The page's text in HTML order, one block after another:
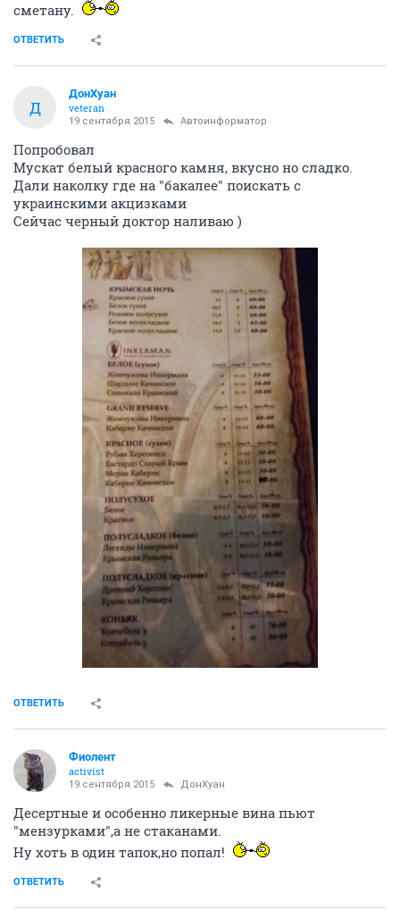
сметану.
ОТВЕТИТЬ
Д
ДонХуан
veteran
19 сентября 2015 Автоинформатор
Попробовал
Мускат белый красного камня, вкусно но сладко.
Дали наколку где на "бакалее" поискать с
украинскими акцизками
Сейчас черный доктор наливаю )
ОТВЕТИТЬ
Фиолент
activist
19 сентября 2015 ДонХуан
Десертные и особенно ликерные вина пьют
"мензурками",а не стаканами.
Ну хоть в один тапок,но попал!
ОТВЕТИТЬ